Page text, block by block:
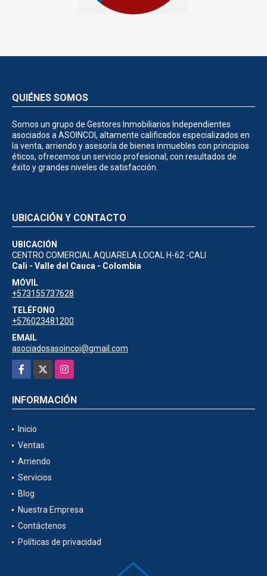
QUIÉNES SOMOS
Somos un grupo de Gestores Inmobiliarios Independientes
asociados a ASOINCOI, altamente calificados especializados en
la venta, arriendo y asesoría de bienes inmuebles con principios
éticos, ofrecemos un servicio profesional, con resultados de
éxito y grandes niveles de satisfacción.
UBICACIÓN Y CONTACTO
UBICACIÓN
CENTRO COMERCIAL AQUARELA LOCAL H-62 -CALI
Cali - Valle del Cauca - Colombia
MÓVIL
+573155737628
TELÉFONO
+576023481200
EMAIL
asociadosasoincoi@gmail.com
Facebook
Instagram
INFORMACIÓN
Inicio
Ventas
Arriendo
Servicios
Blog
Nuestra Empresa
Contáctenos
Políticas de privacidad